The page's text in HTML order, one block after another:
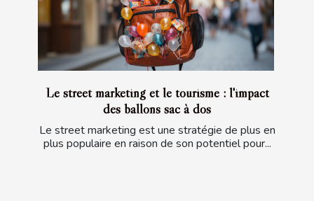
Le street marketing et le tourisme : l'impact
des ballons sac à dos
Le street marketing est une stratégie de plus en
plus populaire en raison de son potentiel pour...